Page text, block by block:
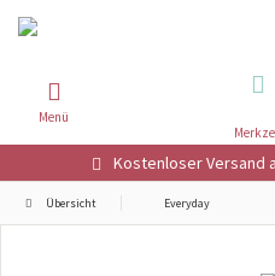
Kostenloser Versand
Menü
Übersicht Everyday